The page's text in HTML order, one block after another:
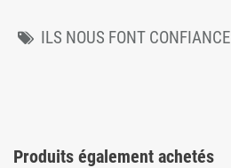
ILS NOUS FONT CONFIANCE
Produits également achetés